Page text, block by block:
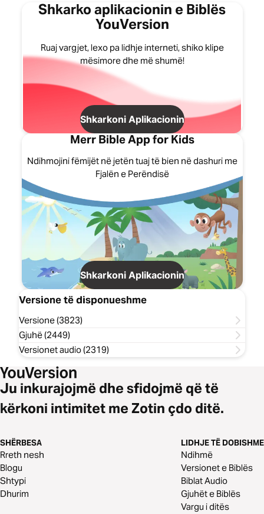
Shkarko aplikacionin e Biblës
YouVersion
Ruaj vargjet, lexo pa lidhje interneti, shiko klipe
mësimore dhe më shumë!
Shkarkoni Aplikacionin
Merr Bible App for Kids
Ndihmojini fëmijët në jetën tuaj të bien në dashuri me
Fjalën e Perëndisë
Shkarkoni Aplikacionin
Versione të disponueshme
Versione (3823)
Gjuhë (2449)
Versionet audio (2319)
Ju inkurajojmë dhe sfidojmë që të
kërkoni intimitet me Zotin çdo ditë.
SHËRBESA
Rreth nesh
Blogu
Shtypi
Dhurim
LIDHJE TË DOBISHME
Ndihmë
Versionet e Biblës
Biblat Audio
Gjuhët e Biblës
Vargu i ditës